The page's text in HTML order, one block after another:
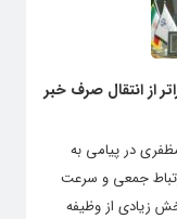
از انتقال صرف خبر
در پیامی به
جمعی و سرعت
زیادی از وظیفه